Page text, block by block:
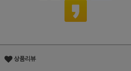
상품리뷰